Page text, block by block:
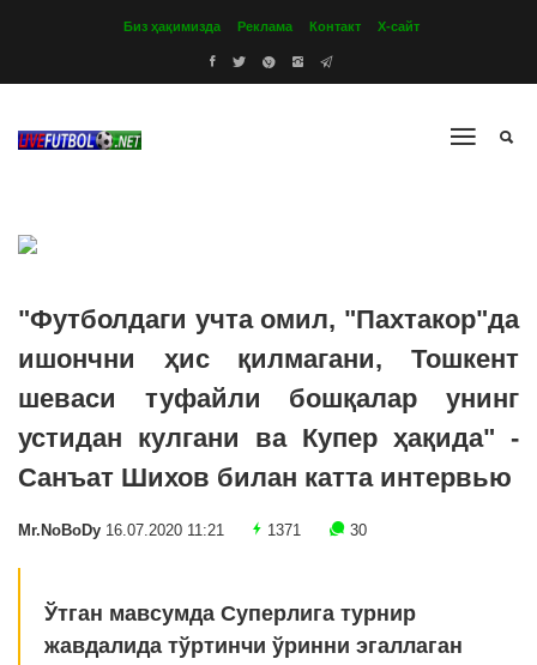
Биз ҳақимизда Реклама Контакт Х-сайт
"Футболдаги учта омил, "Пахтакор"да
ишончни ҳис қилмагани, Тошкент
шеваси туфайли бошқалар унинг
устидан кулгани ва Купер ҳақида" -
Санъат Шихов билан катта интервью
Mr.NoBoDy 16.07.2020 11:21 1371 30
Ўтган мавсумда Суперлига турнир
жавдалида тўртинчи ўринни эгаллаган